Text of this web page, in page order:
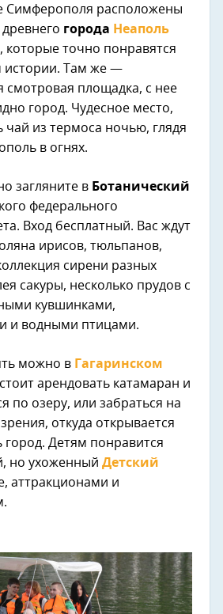
Симферополя расположены
города Неаполь
, которые точно понравятся
истории. Там же —
смотровая площадка, с нее
город. Чудесное место,
чай из термоса ночью, глядя
в огнях.
загляните в Ботанический
федерального
Вход бесплатный. Вас ждут
ирисов, тюльпанов,
сирени разных
сакуры, несколько прудов с
кувшинками,
и водными птицами.
можно в Гагаринском
стоит арендовать катамаран и
по озеру, или забраться на
откуда открывается
город. Детям понравится
но ухоженный Детский
аттракционами и